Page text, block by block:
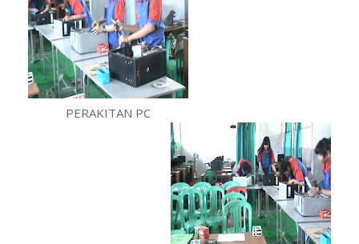
PERAKITAN PC